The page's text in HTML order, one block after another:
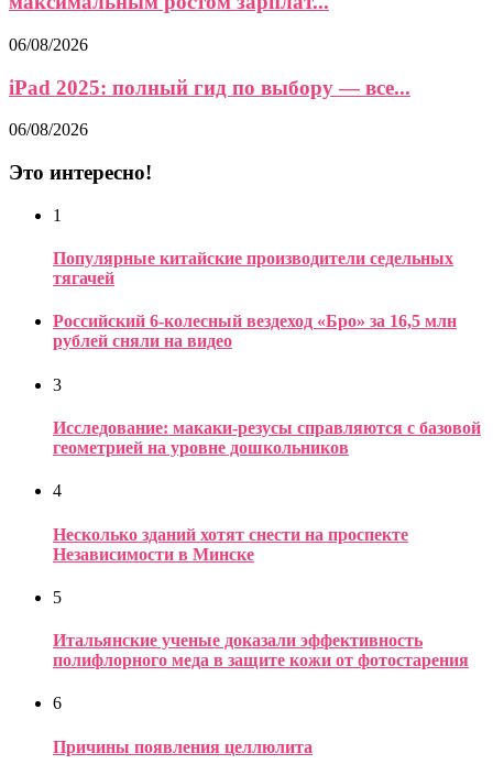
06/08/2026
iPad 2025: полный гид по выбору — все...
06/08/2026
Это интересно!
1
Популярные китайские производители седельных
тягачей
Российский 6-колесный вездеход «Бро» за 16,5 млн
рублей сняли на видео
3
Исследование: макаки-резусы справляются с базовой
геометрией на уровне дошкольников
4
Несколько зданий хотят снести на проспекте
Независимости в Минске
5
Итальянские ученые доказали эффективность
полифлорного меда в защите кожи от фотостарения
6
Причины появления целлюлита